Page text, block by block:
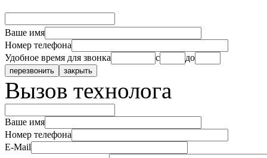
Ваше имя
Номер телефона
Удобное время для звонка
с до
Вызов технолога
Ваше имя
Номер телефона
E-Mail